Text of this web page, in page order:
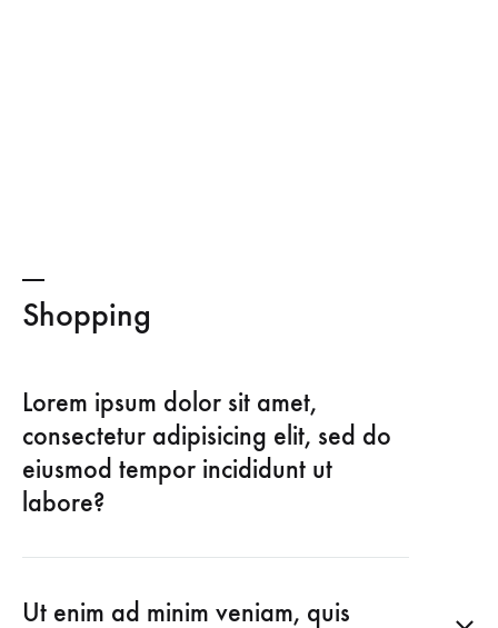
Shopping
Lorem ipsum dolor sit amet,
consectetur adipisicing elit, sed do
eiusmod tempor incididunt ut
labore?
Ut enim ad minim veniam, quis